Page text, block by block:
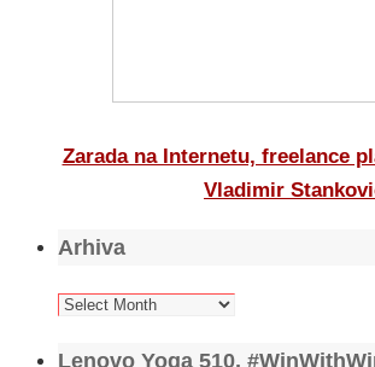
Zarada na Internetu, freelance
Vladimir
Arhiva
Arhiva
Lenovo Yoga 510,